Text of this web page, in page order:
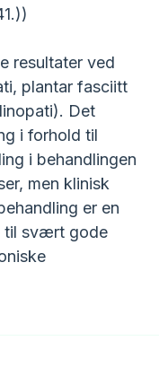
resultater ved
plantar fasciitt
Det
i forhold til
i behandlingen
men klinisk
er en
til svært gode